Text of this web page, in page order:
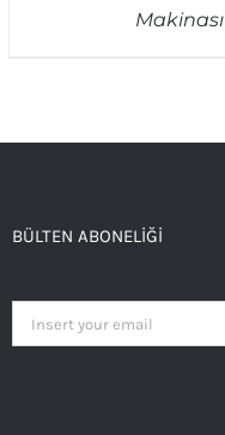
QUICK VIEW
Makinası
BÜLTEN ABONELIĞI